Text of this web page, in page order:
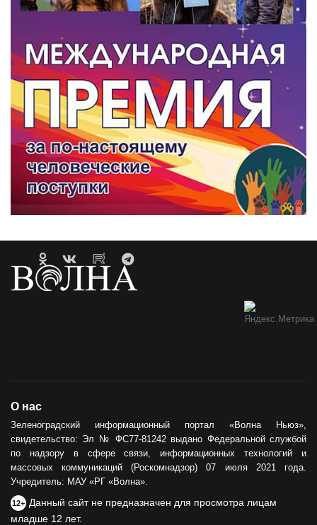
О нас
Зеленоградский информационный портал «Волна Ньюз»,
свидетельство: Эл № ФС77-81242 выдано Федеральной службой
по надзору в сфере связи, информационных технологий и
массовых коммуникаций (Роскомнадзор) 07 июля 2021 года.
Учредитель: МАУ «РГ «Волна».
12+ Данный сайт не предназначен для просмотра лицам
младше 12 лет.